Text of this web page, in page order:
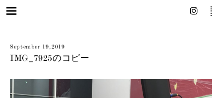
September 19, 2019
IMG_7925のコピー